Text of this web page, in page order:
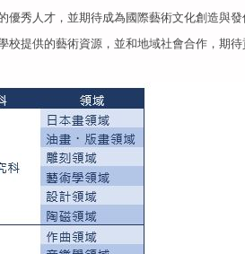
秀人才，並期待成為國際藝術文化創造與發
提供的藝術資源，並和地域社會合作，期待